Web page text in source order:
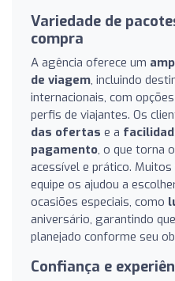
Variedade de
compra
A agência oferece um
de viagem, incluindo
internacionais, com
perfis de viajantes. Os
das ofertas e a
pagamento, o que torna
acessível e prático.
equipe os ajudou a
ocasiões especiais, como
aniversário, garantindo
planejado conforme seu
Confiança e